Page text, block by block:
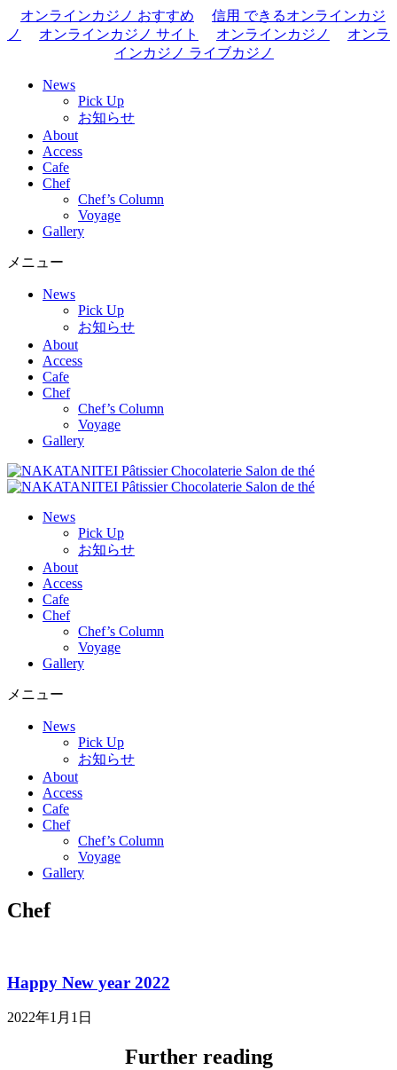
オンラインカジノ おすすめ
信用 できるオンラインカジ
ノ
オンラインカジノ サイト オンラインカジノ
オンラ
インカジノ ライブカジノ
News
Pick Up
お知らせ
About
Access
Cafe
Chef
Chef’s Column
Voyage
Gallery
メニュー
News
Pick Up
お知らせ
About
Access
Cafe
Chef
Chef’s Column
Voyage
Gallery
News
Pick Up
お知らせ
About
Access
Cafe
Chef
Chef’s Column
Voyage
Gallery
メニュー
News
Pick Up
お知らせ
About
Access
Cafe
Chef
Chef’s Column
Voyage
Gallery
Chef
Happy New year 2022
2022年1月1日
Further reading